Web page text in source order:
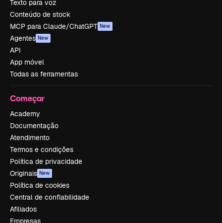
Texto para voz
Conteúdo de stock
MCP para Claude/ChatGPT New
Agentes New
API
App móvel
Todas as ferramentas
Começar
Academy
Documentação
Atendimento
Termos e condições
Política de privacidade
Originais New
Política de cookies
Central de confiabilidade
Afiliados
Empresas